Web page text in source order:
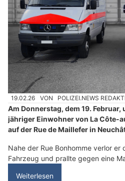
19.02.26 VON POLIZEI.NEWS
Am Donnerstag, dem 19. Februar,
jähriger Einwohner von La Côte-
auf der Rue de Maillefer in
Nahe der Rue Bonhomme verlor er
Fahrzeug und prallte gegen eine
Weiterlesen